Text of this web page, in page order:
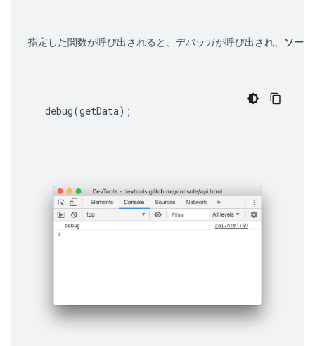
指定した関数が呼び出されると、デバッガが呼び出され、 ソース
debug(getData);